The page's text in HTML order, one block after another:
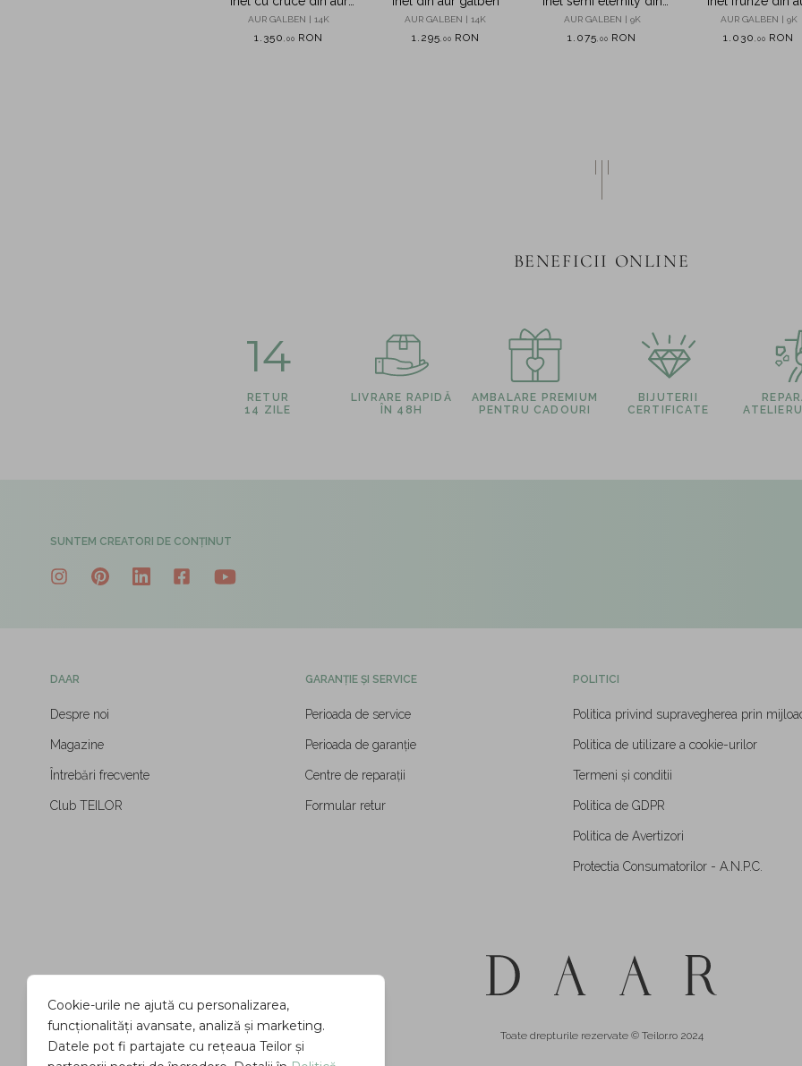
galben cu zirconii
AUR GALBEN | 14K
1.350 ,00 RON
AUR GALBEN | 14K
1.295 00 RON
aur galben cu zirconii
AUR GALBEN | 9K
1.075 ,00 RON
galben cu
AUR GALBEN | 9K
1.030 ,00 RON
BENEFICII ONLINE
14
RETUR
14 ZILE
LIVRARE RAPIDĂ
ÎN 48H
AMBALARE PREMIUM
PENTRU CADOURI
BIJUTERII
CERTIFICATE
SUNTEM CREATORI DE CONȚINUT
DAAR
Despre noi
Magazine
Întrebări frecvente
Club TEILOR
GARANȚIE ȘI SERVICE
Perioada de service
Perioada de garanție
Centre de reparații
Formular retur
POLITICI
Politica privind supravegherea prin
Politica de utilizare a cookie-urilor
Termeni și conditii
Politica de GDPR
Politica de Avertizori
Protectia Consumatorilor - A.N.P.C.
Toate drepturile rezervate © Teilor.ro 2024